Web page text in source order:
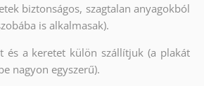
biztonságos, szagtalan anyagokból
is alkalmasak).
és a keretet külön szállítjuk (a plakát
nagyon egyszerű).